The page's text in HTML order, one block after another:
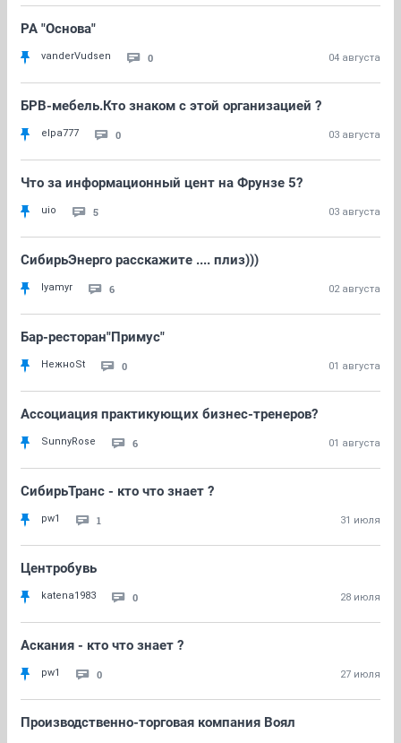
РА "Основа"
vanderVudsen 0 04 августа
БРВ-мебель.Кто знаком с этой организацией ?
elpa777 0 03 августа
Что за информационный цент на Фрунзе 5?
uio 5 03 августа
СибирьЭнерго расскажите .... плиз)))
lyamyr 6 02 августа
Бар-ресторан"Примус"
НежноSt 0 01 августа
Ассоциация практикующих бизнес-тренеров?
SunnyRose 6 01 августа
СибирьТранс - кто что знает ?
pw1 1 31 июля
Центробувь
katena1983 0 28 июля
Аскания - кто что знает ?
pw1 0 27 июля
Производственно-торговая компания Воял